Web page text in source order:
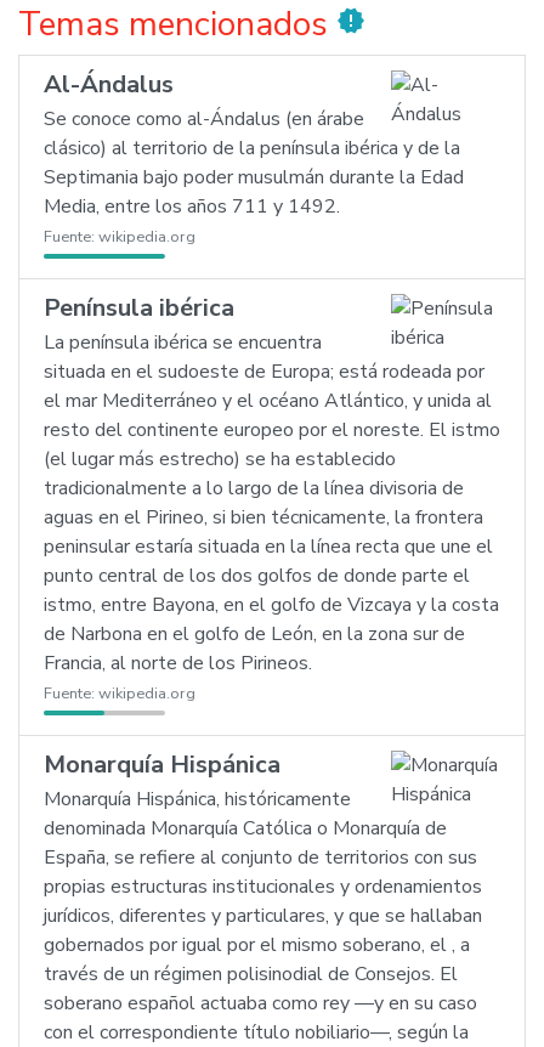
Temas mencionados new_releases
Al-Ándalus
Se conoce como al-Ándalus (en árabe
clásico) al territorio de la península ibérica y de la
Septimania bajo poder musulmán durante la Edad
Media, entre los años 711 y 1492.
Fuente: wikipedia.org
Península ibérica
La península ibérica se encuentra
situada en el sudoeste de Europa; está rodeada por
el mar Mediterráneo y el océano Atlántico, y unida al
resto del continente europeo por el noreste. El istmo
(el lugar más estrecho) se ha establecido
tradicionalmente a lo largo de la línea divisoria de
aguas en el Pirineo, si bien técnicamente, la frontera
peninsular estaría situada en la línea recta que une el
punto central de los dos golfos de donde parte el
istmo, entre Bayona, en el golfo de Vizcaya y la costa
de Narbona en el golfo de León, en la zona sur de
Francia, al norte de los Pirineos.
Fuente: wikipedia.org
Monarquía Hispánica
Monarquía Hispánica, históricamente
denominada Monarquía Católica o Monarquía de
España, se refiere al conjunto de territorios con sus
propias estructuras institucionales y ordenamientos
jurídicos, diferentes y particulares, y que se hallaban
gobernados por igual por el mismo soberano, el , a
través de un régimen polisinodial de Consejos. El
soberano español actuaba como rey —y en su caso
con el correspondiente título nobiliario—, según la